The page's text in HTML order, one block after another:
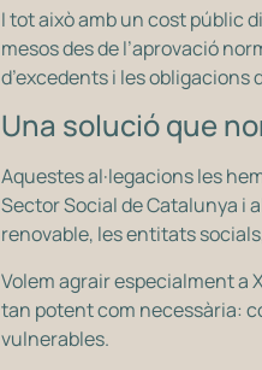
I tot això amb un cost públic
mesos des de l’aprovació
d’excedents i les obligacions
Una solució que
Aquestes al·legacions les
Sector Social de Catalunya i
renovable, les entitats
Volem agrair especialment a
tan potent com necessària:
vulnerables.